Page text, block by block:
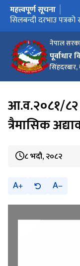
नेपाल
पूर्वाधार
मुख्य नेभिगेसनमा जानुहोस्
महत्त्वपूर्ण सूचना
प्रेस विज्ञप्ति (प्रकाशन
प्रेस विज्ञप्ति (प्रकाशन
सिलबन्दी दरभाउ
गुनासो हटलाइन सेवा
हराएका/चोरी भएका
आ.व.२०८१/
त्रैमासिक
८ भदौ, २०८२
A A